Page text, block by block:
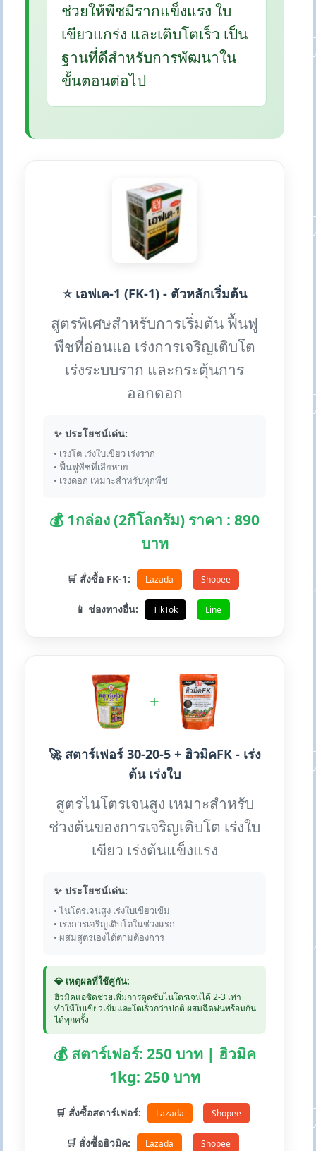
ช่วยให้พืชมีรากแข็งแรง ใบ
เขียวแกร่ง และเติบโตเร็ว เป็น
ฐานที่ดีสำหรับการพัฒนาใน
ขั้นตอนต่อไป
⭐ เอฟเค-1 (FK-1) - ตัวหลักเริ่มต้น
สูตรพิเศษสำหรับการเริ่มต้น ฟื้นฟู
พืชที่อ่อนแอ เร่งการเจริญเติบโต
เร่งระบบราก และกระตุ้นการ
ออกดอก
✨ ประโยชน์เด่น:
• เร่งโต เร่งใบเขียว เร่งราก
• ฟื้นฟูพืชที่เสียหาย
• เร่งดอก เหมาะสำหรับทุกพืช
💰 1กล่อง (2กิโลกรัม) ราคา : 890
บาท
🛒 สั่งซื้อ FK-1: Lazada Shopee
📱 ช่องทางอื่น: TikTok Line
+
🚀 สตาร์เฟอร์ 30-20-5 + ฮิวมิคFK - เร่ง
ต้น เร่งใบ
สูตรไนโตรเจนสูง เหมาะสำหรับ
ช่วงต้นของการเจริญเติบโต เร่งใบ
เขียว เร่งต้นแข็งแรง
✨ ประโยชน์เด่น:
• ไนโตรเจนสูง เร่งใบเขียวเข้ม
• เร่งการเจริญเติบโตในช่วงแรก
• ผสมสูตรเองได้ตามต้องการ
💎 เหตุผลที่ใช้คู่กัน:
ฮิวมิคแอซิดช่วยเพิ่มการดูดซับไนโตรเจนได้ 2-3 เท่า
ทำให้ใบเขียวเข้มและโตเร็วกว่าปกติ ผสมฉีดพ่นพร้อมกัน
ได้ทุกครั้ง
💰 สตาร์เฟอร์: 250 บาท | ฮิวมิค
1kg: 250 บาท
🛒 สั่งซื้อสตาร์เฟอร์: Lazada Shopee
🛒 สั่งซื้อฮิวมิค: Lazada Shopee